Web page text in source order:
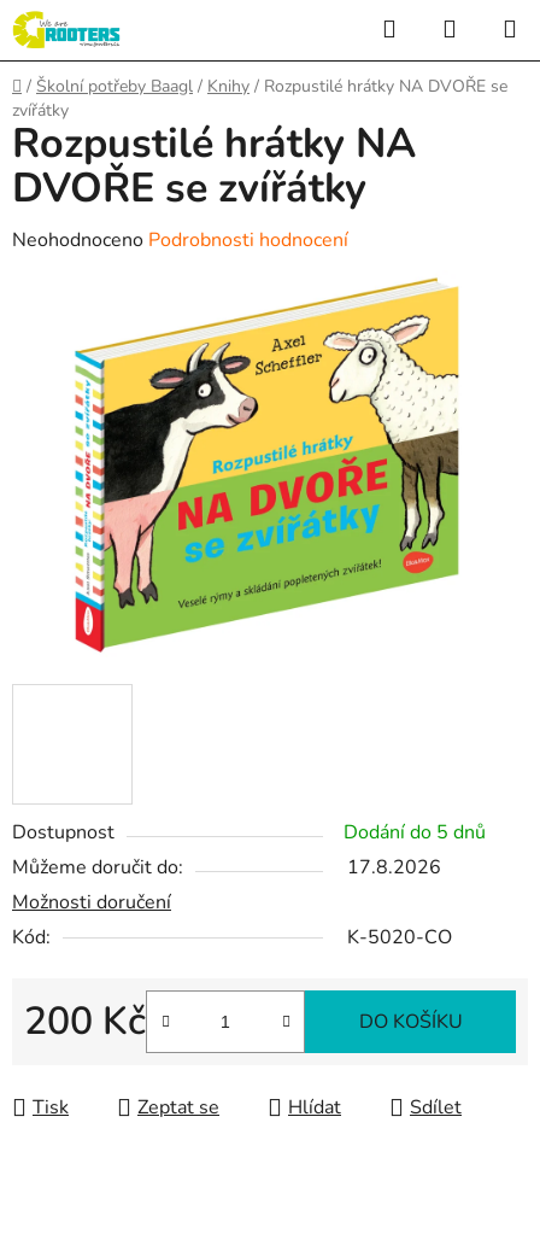
Přejít
na
obsah
Hledat
KOŠÍK
Domů
/ Školní potřeby Baagl / Knihy / Rozpustilé hrátky NA DVOŘE se
zvířátky
Dostupnost
Dodání do 5 dnů
Můžeme doručit do:
17.8.2026
Možnosti doručení
Kód:
K-5020-CO
200 Kč DO KOŠÍKU
Tisk Zeptat se Hlídat Sdílet
Rozpustilé hrátky NA
DVOŘE se zvířátky
Průměrné
hvězdiček.
Neohodnoceno Podrobnosti hodnocení